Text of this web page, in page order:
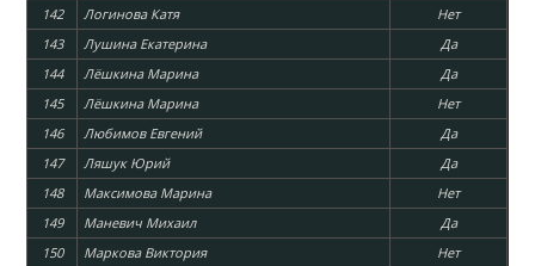
142
Логинова Катя
Нет
143
Лушина Екатерина
Да
144
Лёшкина Марина
Да
145
Лёшкина Марина
Нет
146
Любимов Евгений
Да
147
Ляшук Юрий
Да
148
Максимова Марина
Нет
149
Маневич Михаил
Да
150
Маркова Виктория
Нет